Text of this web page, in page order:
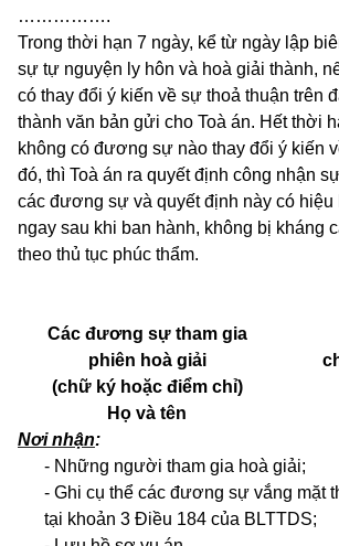
…………….
Trong thời hạn 7 ngày, kể từ ngày lập
sự tự nguyện ly hôn và hoà giải thành,
có thay đổi ý kiến về sự thoả thuận trên
thành văn bản gửi cho Toà án. Hết thời
không có đương sự nào thay đổi ý kiến
đó, thì Toà án ra quyết định công nhận
các đương sự và quyết định này có hiệu
ngay sau khi ban hành, không bị kháng
theo thủ tục phúc thẩm.
Các đương sự tham gia
phiên hoà giải
(chữ ký hoặc điểm chỉ)
Họ và tên
Nơi nhận:
- Những người tham gia hoà giải;
- Ghi cụ thể các đương sự vắng mặt
tại khoản 3 Điều 184 của BLTTDS;